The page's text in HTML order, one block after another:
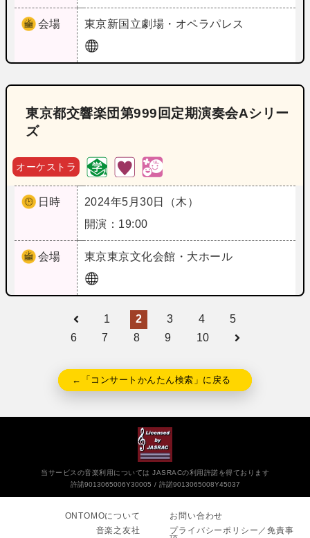
会場 東京新国立劇場・オペラパレス
東京都交響楽団第999回定期演奏会Aシリー
ズ
オーケストラ
日時
2024年5月30日（木）
開演：19:00
会場 東京東京文化会館・大ホール
1 2 3 4
5
6
7 8 9 10
←「コンサートかんたん検索」に戻る
当サービスの音楽利用については JASRACの利用許諾を得ております
許諾9013065006Y30005
許諾9013065008Y45037
ONTOMOについて
音楽之友社
お問い合わせ
プライバシーポリシー／免責事